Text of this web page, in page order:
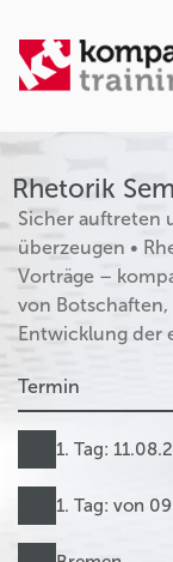
Rhetorik
Sicher auftreten
überzeugen •
Vorträge –
von
Entwicklung der
Termin
1. Tag:
1. Tag: von